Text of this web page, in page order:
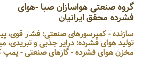
گروه صنعتی هواسازان صبا -هوای
فشرده محقق ایرانیان
سازنده - کمپرسورهای صنعتی: فشار قوی،
تولید هوای فشرده: درایر جذبی و تبریدی،
مخزن هوای فشرده - گازهای صنعتی - پمپ کمپرسور ...